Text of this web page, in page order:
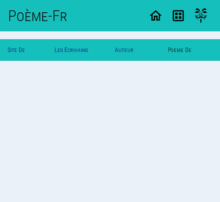
Poème-Fr
Site De Les Ecrivains Auteur Poeme De